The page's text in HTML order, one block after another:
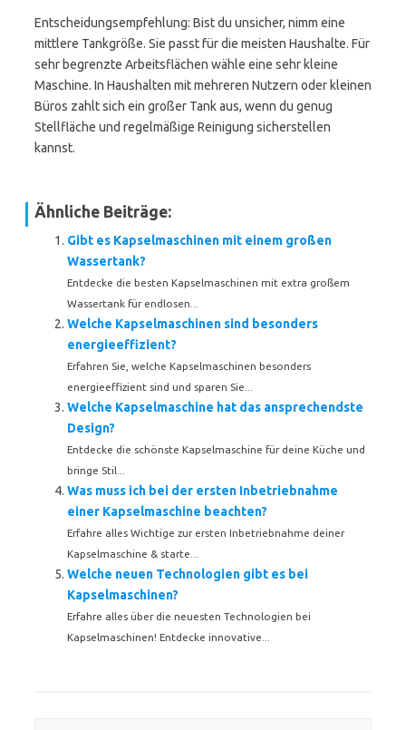
Entscheidungsempfehlung: Bist du unsicher, nimm eine
mittlere Tankgröße. Sie passt für die meisten Haushalte. Für
sehr begrenzte Arbeitsflächen wähle eine sehr kleine
Maschine. In Haushalten mit mehreren Nutzern oder kleinen
Büros zahlt sich ein großer Tank aus, wenn du genug
Stellfläche und regelmäßige Reinigung sicherstellen
kannst.
Ähnliche Beiträge:
Gibt es Kapselmaschinen mit einem großen
Wassertank?
Entdecke die besten Kapselmaschinen mit extra großem
Wassertank für endlosen...
Welche Kapselmaschinen sind besonders
energieeffizient?
Erfahren Sie, welche Kapselmaschinen besonders
energieeffizient sind und sparen Sie...
Welche Kapselmaschine hat das ansprechendste
Design?
Entdecke die schönste Kapselmaschine für deine Küche und
bringe Stil...
Was muss ich bei der ersten Inbetriebnahme
einer Kapselmaschine beachten?
Erfahre alles Wichtige zur ersten Inbetriebnahme deiner
Kapselmaschine & starte...
Welche neuen Technologien gibt es bei
Kapselmaschinen?
Erfahre alles über die neuesten Technologien bei
Kapselmaschinen! Entdecke innovative...